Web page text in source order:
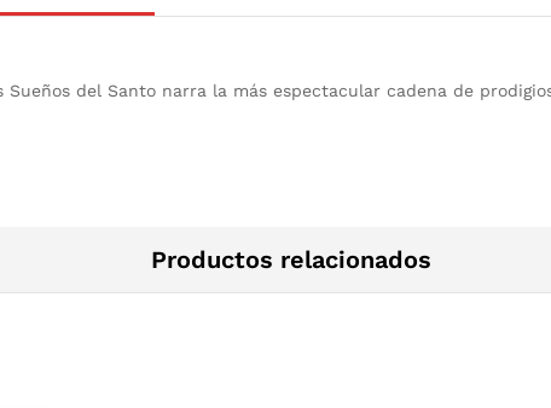
Sueños del Santo narra la más espectacular cadena de
Productos relacionados